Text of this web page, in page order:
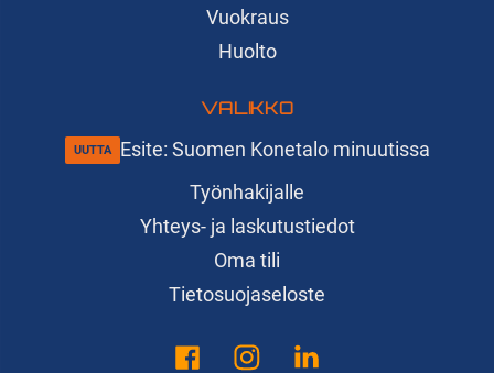
Vuokraus
Huolto
VALIKKO
Esite: Suomen Konetalo minuutissa
Työnhakijalle
Yhteys- ja laskutustiedot
Oma tili
Tietosuojaseloste